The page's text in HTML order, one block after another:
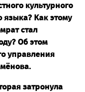
культурного
языка? Как этому
стал
Об этом
управления
затронула